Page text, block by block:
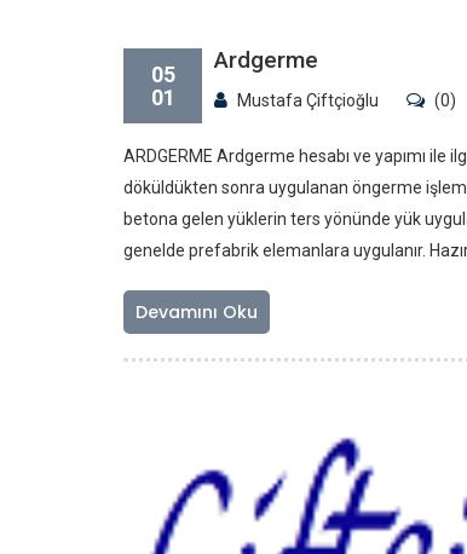
05
01
Ardgerme
Mustafa Çiftçioğlu (0)
ARDGERME Ardgerme hesabı ve yapımı ile
döküldükten sonra uygulanan öngerme
betona gelen yüklerin ters yönünde yük
genelde prefabrik elemanlara uygulanır. Hazır
Devamını Oku